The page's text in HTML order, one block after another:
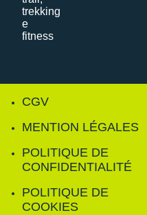
CGV
MENTION LÉGALES
POLITIQUE DE
CONFIDENTIALITÉ
POLITIQUE DE
COOKIES